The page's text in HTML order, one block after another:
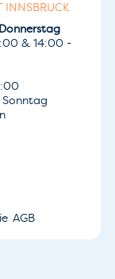
INNSBRUCK
& 14:00 -
AGB